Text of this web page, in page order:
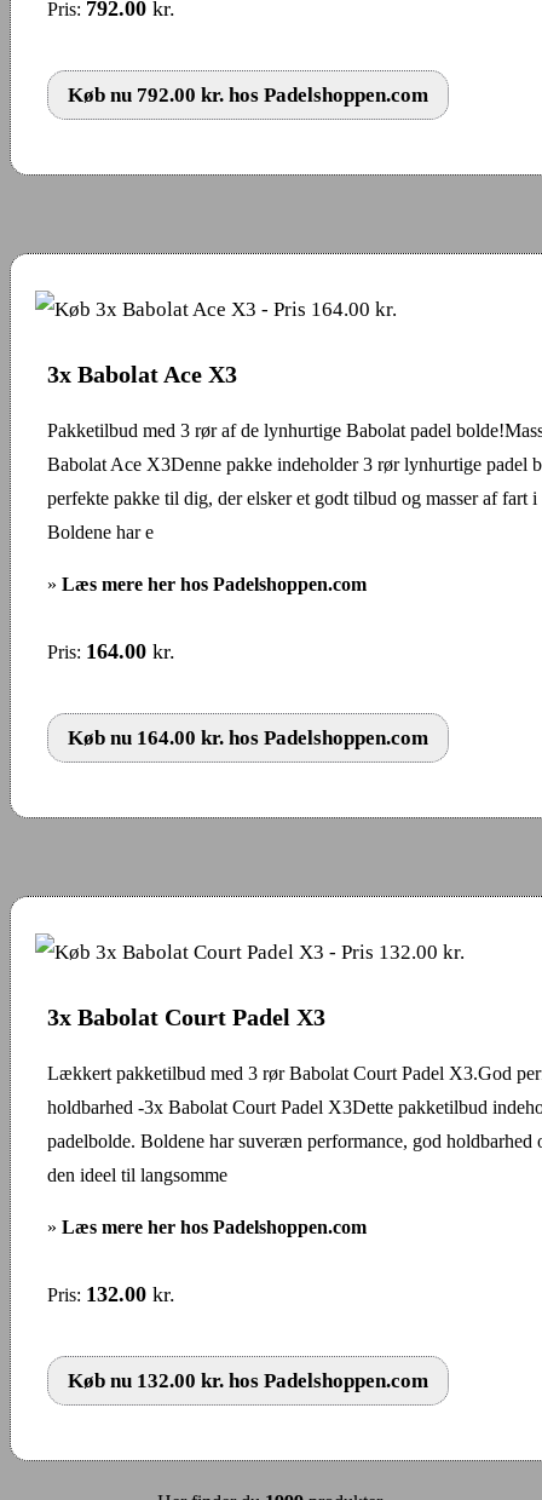
Pris: 792.00 kr.
Køb nu 792.00 kr. hos Padelshoppen.com
3x Babolat Ace X3
Pakketilbud med 3 rør af de lynhurtige Babolat padel
Babolat Ace X3Denne pakke indeholder 3 rør lynhurtige padel
perfekte pakke til dig, der elsker et godt tilbud og masser af fart
Boldene har e
» Læs mere her hos Padelshoppen.com
Pris: 164.00 kr.
Køb nu 164.00 kr. hos Padelshoppen.com
3x Babolat Court Padel X3
Lækkert pakketilbud med 3 rør Babolat Court Padel X3.God
holdbarhed -3x Babolat Court Padel X3Dette pakketilbud
padelbolde. Boldene har suveræn performance, god
den ideel til langsomme
» Læs mere her hos Padelshoppen.com
Pris: 132.00 kr.
Køb nu 132.00 kr. hos Padelshoppen.com